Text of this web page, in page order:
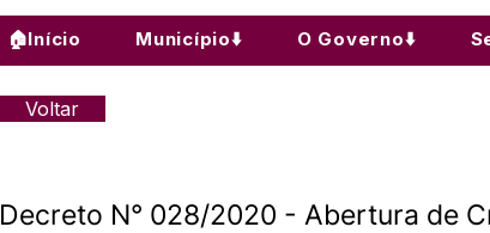
🏠Início Município⬇️ O Governo⬇️
Voltar
Decreto N° 028/2020 - Abertura de